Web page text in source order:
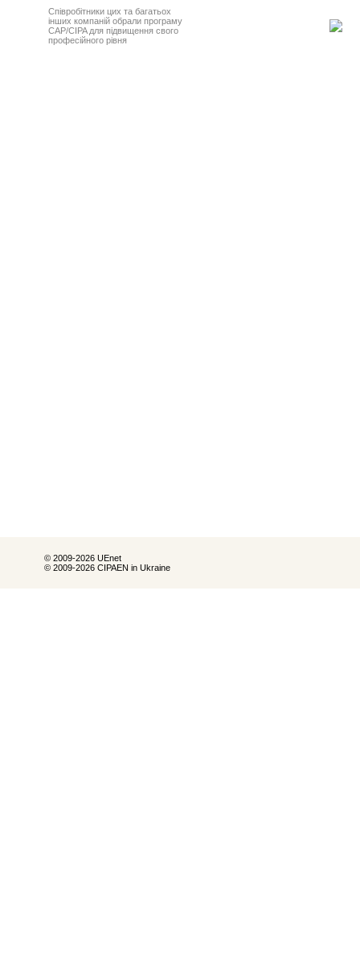
Співробітники цих та багатьох
інших компаній обрали програму
CAP/CIPA для підвищення свого
професійного рівня
© 2009-2026 UEnet
© 2009-2026 CIPAEN in Ukraine